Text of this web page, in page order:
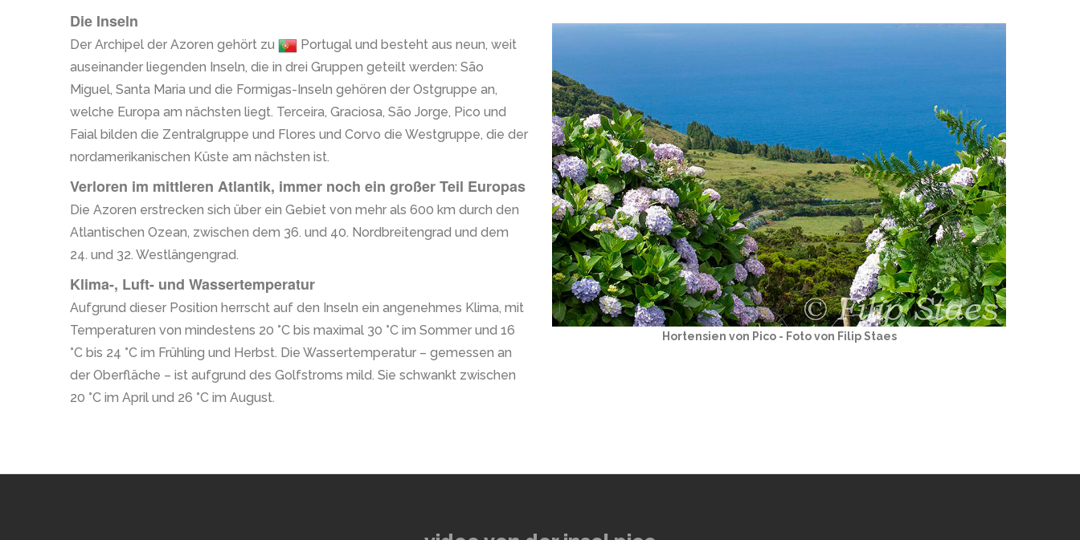
Die Inseln
Der Archipel der Azoren gehört zu
Portugal und besteht aus neun, weit
auseinander liegenden Inseln, die in drei Gruppen geteilt werden: São
Miguel, Santa Maria und die Formigas-Inseln gehören der Ostgruppe an,
welche Europa am nächsten liegt. Terceira, Graciosa, São Jorge, Pico und
Faial bilden die Zentralgruppe und Flores und Corvo die Westgruppe, die der
nordamerikanischen Küste am nächsten ist.
Verloren im mittleren Atlantik, immer noch ein großer Teil Europas
Die Azoren erstrecken sich über ein Gebiet von mehr als 600 km durch den
Atlantischen Ozean, zwischen dem 36. und 40. Nordbreitengrad und dem
24. und 32. Westlängengrad.
Klima-, Luft- und Wassertemperatur
Aufgrund dieser Position herrscht auf den Inseln ein angenehmes Klima, mit
Temperaturen von mindestens 20 °C bis maximal 30 °C im Sommer und 16
°C bis 24 °C im Frühling und Herbst. Die Wassertemperatur – gemessen an
der Oberfläche – ist aufgrund des Golfstroms mild. Sie schwankt zwischen
20 °C im April und 26 °C im August.
Hortensien von Pico - Foto von Filip Staes